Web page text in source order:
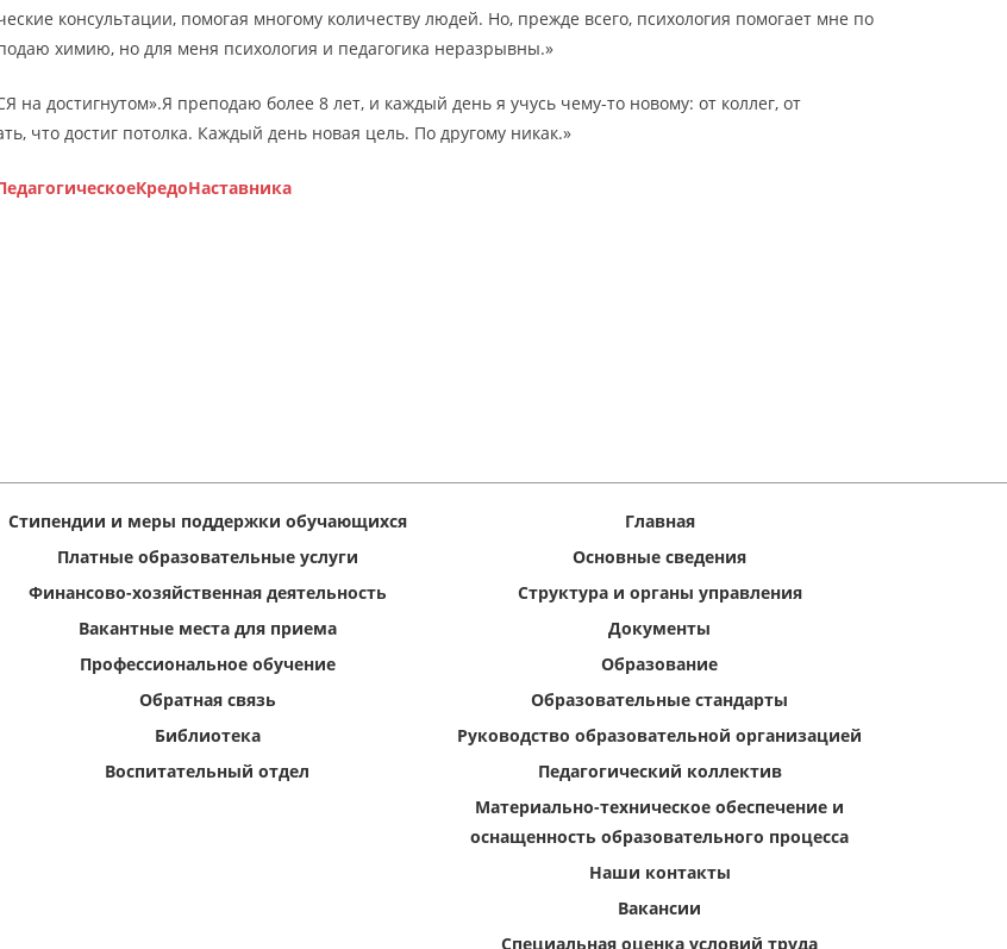
консультации, помогая многому количеству людей. Но, прежде всего, психология помогает мне по
химию, но для меня психология и педагогика неразрывны.»
достигнутом».Я преподаю более 8 лет, и каждый день я учусь чему-то новому: от коллег, от
что достиг потолка. Каждый день новая цель. По другому никак.»
Стипендии и меры поддержки обучающихся
Платные образовательные услуги
Финансово-хозяйственная деятельность
Вакантные места для приема
Профессиональное обучение
Обратная связь
Библиотека
Воспитательный отдел
Главная
Основные сведения
Структура и органы управления
Документы
Образование
Образовательные стандарты
Руководство образовательной организацией
Педагогический коллектив
Материально-техническое обеспечение и
оснащенность образовательного процесса
Наши контакты
Вакансии
Специальная оценка условий труда